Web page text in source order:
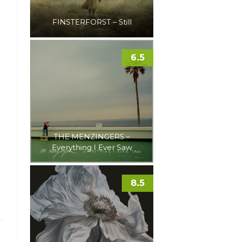
FINSTERFORST – Still
THE MENZINGERS –
Everything I Ever Saw
6.5
8.5